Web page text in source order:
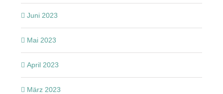
Juni 2023
Mai 2023
April 2023
März 2023